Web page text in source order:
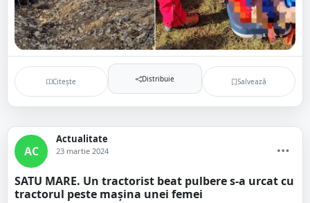
Citește Distribuie Salvează
AC
Actualitate
23 martie 2024
SATU MARE. Un tractorist beat pulbere s-a urcat cu
tractorul peste mașina unei femei